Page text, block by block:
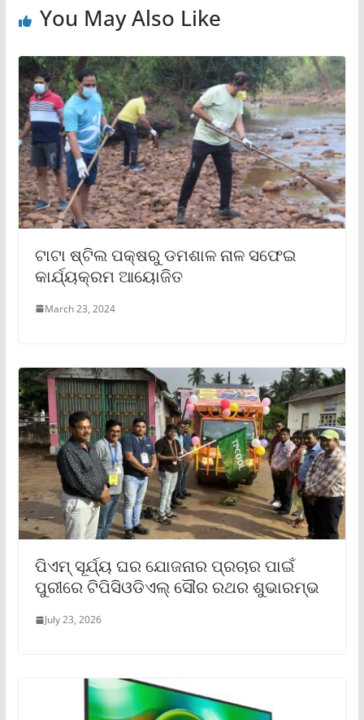
You May Also Like
ଟାଟା ଷ୍ଟିଲ ପକ୍ଷରୁ ଡମଶାଳ ନାଳ ସଫେଇ
କାର୍ଯ୍ୟକ୍ରମ ଆୟୋଜିତ
March 23, 2024
ପିଏମ୍ ସୂର୍ଯ୍ୟ ଘର ଯୋଜନାର ପ୍ରଚାର ପାଇଁ
ପୁରୀରେ ଟିପିସିଓଡିଏଲ୍ ସୌର ରଥର ଶୁଭାରମ୍ଭ
July 23, 2026